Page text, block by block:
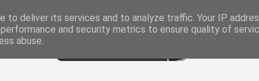
to deliver its services and to analyze traffic. Your IP
and security metrics to ensure quality of
abuse.